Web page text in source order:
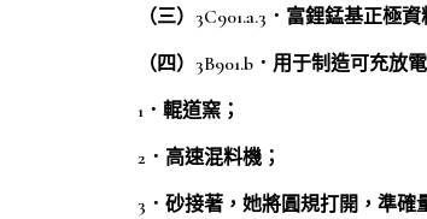
（三）3C901.a.3．富鋰錳基正極資
（四）3B901.b．用于制造可充放
1．輥道窯；
2．高速混料機；
3．砂接著，她將圓規打開，準